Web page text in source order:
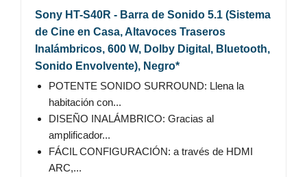
Sony HT-S40R - Barra de Sonido 5.1 (Sistema
de Cine en Casa, Altavoces Traseros
Inalámbricos, 600 W, Dolby Digital, Bluetooth,
Sonido Envolvente), Negro*
POTENTE SONIDO SURROUND: Llena la
habitación con...
DISEÑO INALÁMBRICO: Gracias al
amplificador...
FÁCIL CONFIGURACIÓN: a través de HDMI
ARC,...